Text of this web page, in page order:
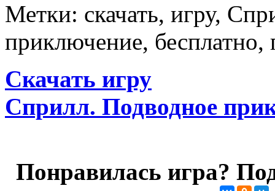
Метки: скачать, игру,
приключение, бесплатно,
Скачать игру
Сприлл. Подводное
Понравилась игра?